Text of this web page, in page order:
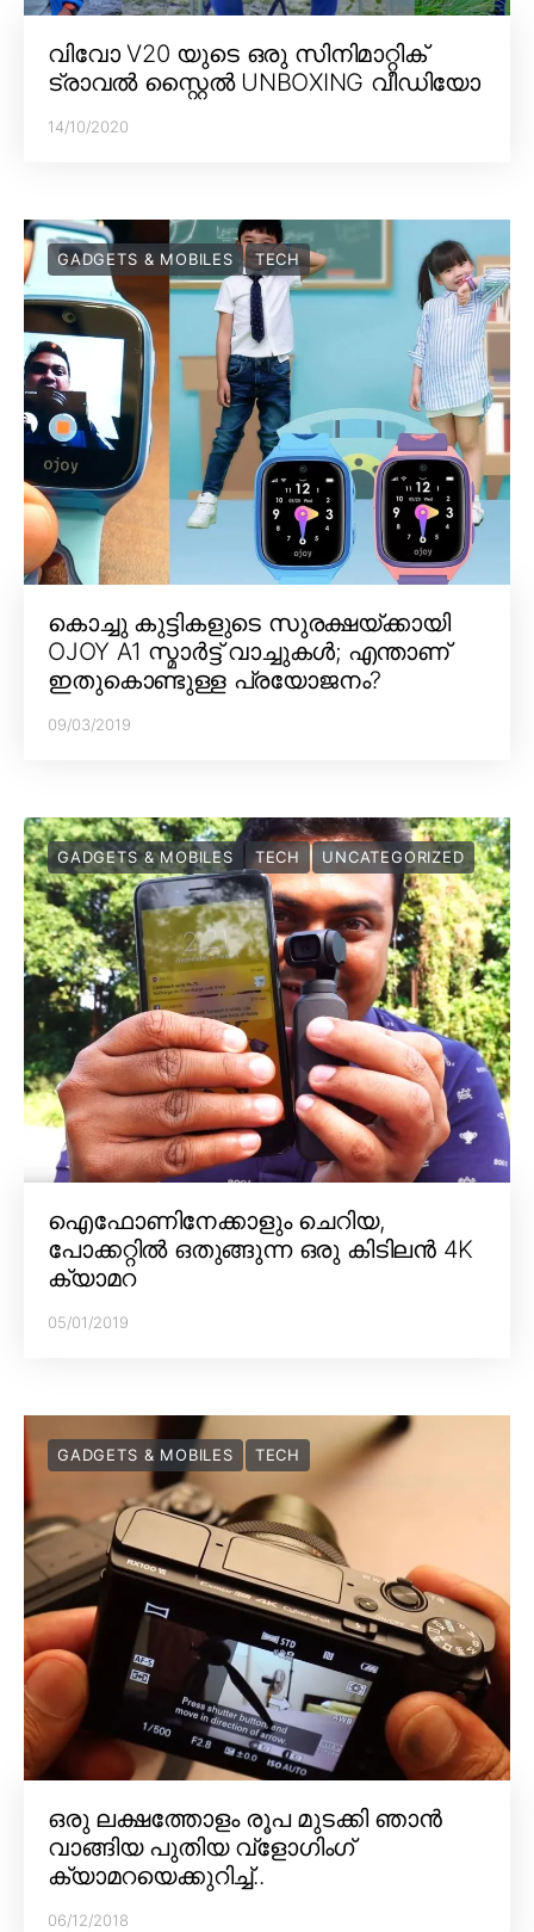
വിവോ V20 യുടെ ഒരു സിനിമാറ്റിക്
ട്രാവൽ സ്റ്റൈൽ UNBOXING വീഡിയോ
14/10/2020
GADGETS & MOBILES TECH
കൊച്ചു കുട്ടികളുടെ സുരക്ഷയ്ക്കായി
OJOY A1 സ്മാർട്ട് വാച്ചുകൾ; എന്താണ്
ഇതുകൊണ്ടുള്ള പ്രയോജനം?
09/03/2019
GADGETS & MOBILES TECH UNCATEGORIZED
ഐഫോണിനേക്കാളും ചെറിയ,
പോക്കറ്റിൽ ഒതുങ്ങുന്ന ഒരു കിടിലൻ 4K
ക്യാമറ
05/01/2019
GADGETS & MOBILES TECH
ഒരു ലക്ഷത്തോളം രൂപ മുടക്കി ഞാൻ
വാങ്ങിയ പുതിയ വ്‌ളോഗിംഗ്
ക്യാമറയെക്കുറിച്ച്..
06/12/2018